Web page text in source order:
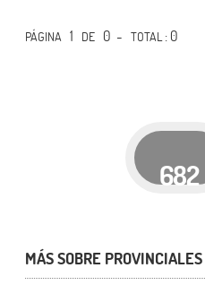
PÁGINA 1 DE 0 -TOTAL: 0
682
MÁS SOBRE PROVINCIALES